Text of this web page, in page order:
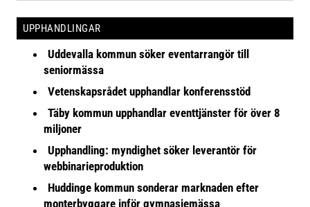
UPPHANDLINGAR
Uddevalla kommun söker eventarrangör till
seniormässa
Vetenskapsrådet upphandlar konferensstöd
Täby kommun upphandlar eventtjänster för över 8
miljoner
Upphandling: myndighet söker leverantör för
webbinarieproduktion
Huddinge kommun sonderar marknaden efter
monterbyggare inför gymnasiemässa